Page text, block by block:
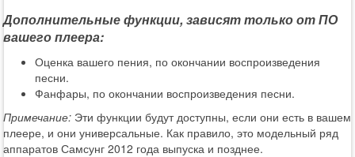
Дополнительные функции, зависят только от ПО
вашего плеера:
Оценка вашего пения, по окончании воспроизведения
песни.
Фанфары, по окончании воспроизведения песни.
Примечание: Эти функции будут доступны, если они есть в вашем
плеере, и они универсальные. Как правило, это модельный ряд
аппаратов Самсунг 2012 года выпуска и позднее.